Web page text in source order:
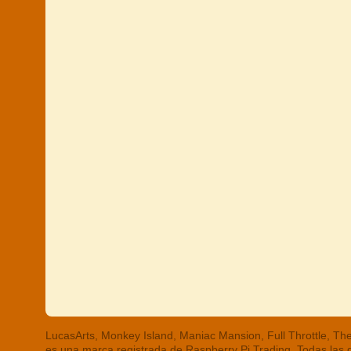
LucasArts, Monkey Island, Maniac Mansion, Full Throttle,